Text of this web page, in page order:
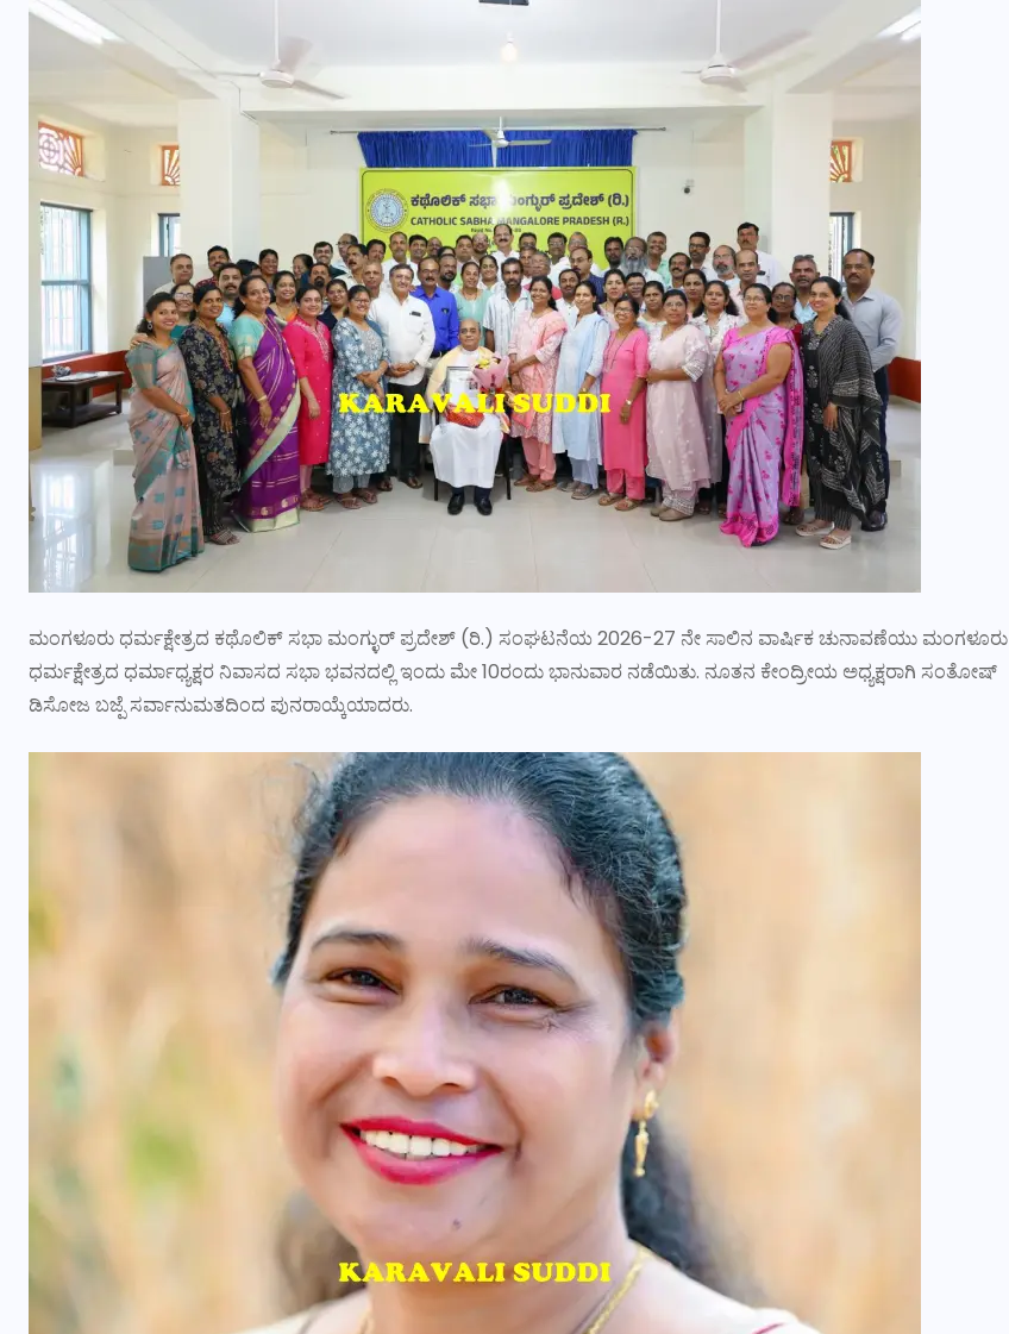
ಮಂಗಳೂರು ಧರ್ಮಕ್ಷೇತ್ರದ ಕಥೊಲಿಕ್ ಸಭಾ ಮಂಗ್ಳುರ್ ಪ್ರದೇಶ್ (ರಿ.) ಸಂಘಟನೆಯ 2026-27 ನೇ ಸಾಲಿನ ವಾರ್ಷಿಕ ಚುನಾವಣೆಯು ಮಂಗಳೂರು
ಧರ್ಮಕ್ಷೇತ್ರದ ಧರ್ಮಾಧ್ಯಕ್ಷರ ನಿವಾಸದ ಸಭಾ ಭವನದಲ್ಲಿ ಇಂದು ಮೇ 10ರಂದು ಭಾನುವಾರ ನಡೆಯಿತು. ನೂತನ ಕೇಂದ್ರೀಯ ಅಧ್ಯಕ್ಷರಾಗಿ ಸಂತೋಷ್
ಡಿಸೋಜ ಬಜ್ಪೆ ಸರ್ವಾನುಮತದಿಂದ ಪುನರಾಯ್ಕೆಯಾದರು.